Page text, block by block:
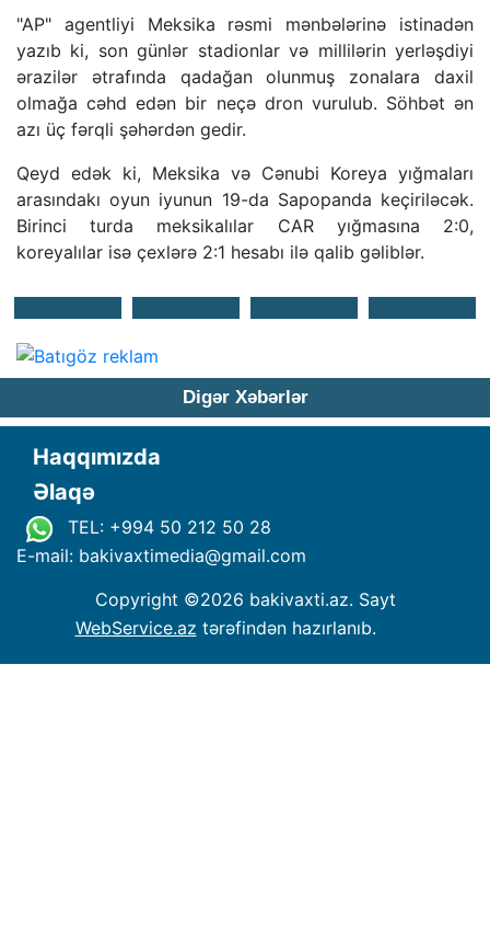
"AP" agentliyi Meksika rəsmi mənbələrinə istinadən
yazıb ki, son günlər stadionlar və millilərin yerləşdiyi
ərazilər ətrafında qadağan olunmuş zonalara daxil
olmağa cəhd edən bir neçə dron vurulub. Söhbət ən
azı üç fərqli şəhərdən gedir.
Qeyd edək ki, Meksika və Cənubi Koreya yığmaları
arasındakı oyun iyunun 19-da Sapopanda keçiriləcək.
Birinci turda meksikalılar CAR yığmasına 2:0,
koreyalılar isə çexlərə 2:1 hesabı ilə qalib gəliblər.
Digər Xəbərlər
Haqqımızda
Əlaqə
TEL: +994 50 212 50 28
E-mail: bakivaxtimedia@gmail.com
Copyright ©2026 bakivaxti.az. Sayt
WebService.az tərəfindən hazırlanıb.